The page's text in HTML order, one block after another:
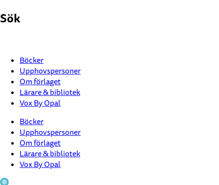
till
Sök
Böcker
Upphovspersoner
Om förlaget
Lärare & bibliotek
Vox By Opal
Böcker
Upphovspersoner
Om förlaget
Lärare & bibliotek
Vox By Opal